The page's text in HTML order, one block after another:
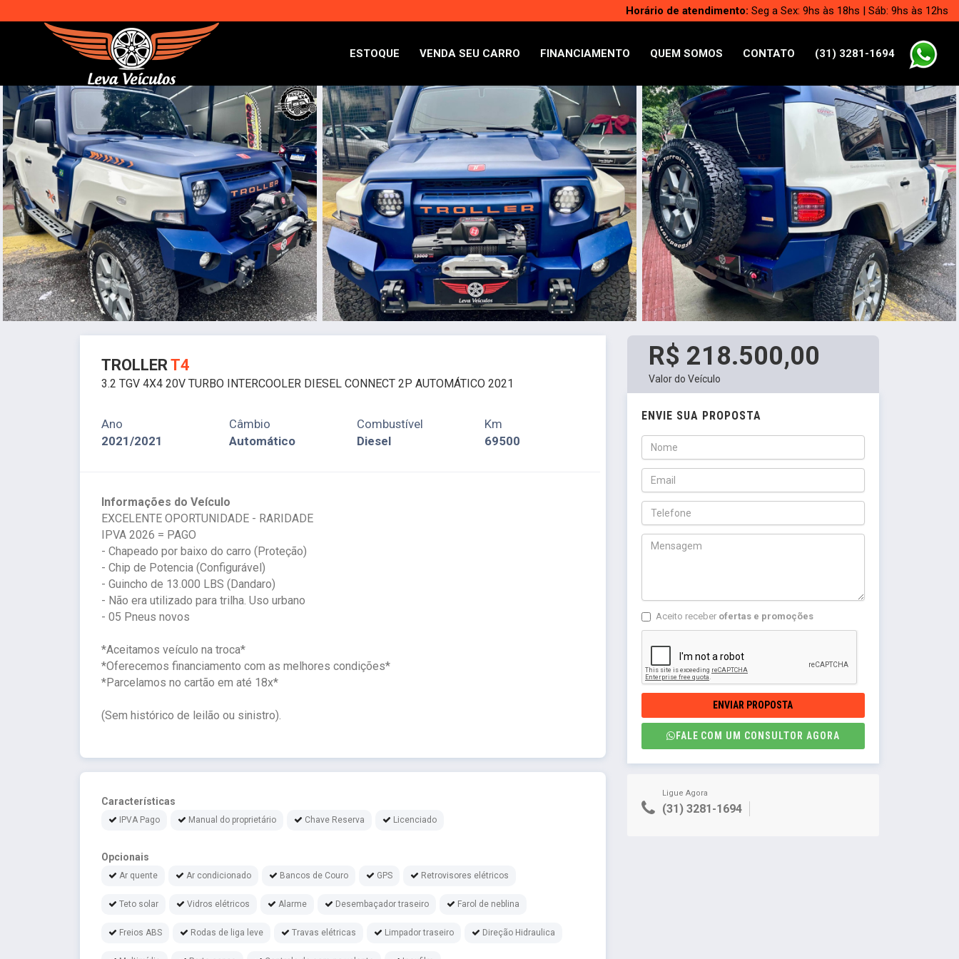
Horário de atendimento: Seg a Sex: 9hs às 18hs | Sáb: 9hs às 12hs
ESTOQUE VENDA SEU CARRO FINANCIAMENTO QUEM SOMOS CONTATO (31) 3281-1694
TROLLERT4
3.2 TGV 4X4 20V TURBO INTERCOOLER DIESEL CONNECT 2P AUTOMÁTICO 2021
Ano
2021/2021
Câmbio
Automático
Combustível
Diesel
Km
69500
Informações do Veículo
EXCELENTE OPORTUNIDADE - RARIDADE
IPVA 2026 = PAGO
- Chapeado por baixo do carro (Proteção)
- Chip de Potencia (Configurável)
- Guincho de 13.000 LBS (Dandaro)
- Não era utilizado para trilha. Uso urbano
- 05 Pneus novos
*Aceitamos veículo na troca*
*Oferecemos financiamento com as melhores condições*
*Parcelamos no cartão em até 18x*
(Sem histórico de leilão ou sinistro).
Características
IPVA Pago Manual do proprietário Chave Reserva Licenciado
Opcionais
Ar quente Ar condicionado Bancos de Couro GPS Retrovisores elétricos
Teto solar Vidros elétricos Alarme Desembaçador traseiro Farol de neblina
Freios ABS Rodas de liga leve Travas elétricas Limpador traseiro Direção Hidraulica
R$ 218.500,00
Valor do Veículo
ENVIE SUA PROPOSTA
Aceito receber ofertas e promoções
ENVIAR PROPOSTA
FALE COM UM CONSULTOR AGORA
Ligue Agora
(31) 3281-1694